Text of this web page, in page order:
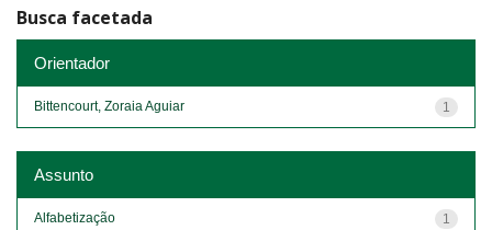
Busca facetada
Orientador
1
Bittencourt, Zoraia Aguiar
Assunto
1
Alfabetização